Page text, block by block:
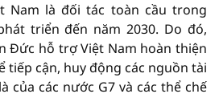
Nam là đối tác toàn cầu trong
triển đến năm 2030. Do đó,
Đức hỗ trợ Việt Nam hoàn thiện
tiếp cận, huy động các nguồn tài
của các nước G7 và các thể chế